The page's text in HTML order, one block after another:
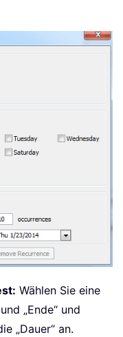
Wählen Sie eine
„Ende“ und
„Dauer“ an.